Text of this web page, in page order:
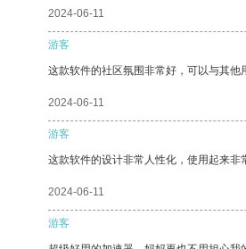
2024-06-11
游客
这款软件的社区氛围非常好，可以与其他
2024-06-11
游客
这款软件的设计非常人性化，使用起来非
2024-06-11
游客